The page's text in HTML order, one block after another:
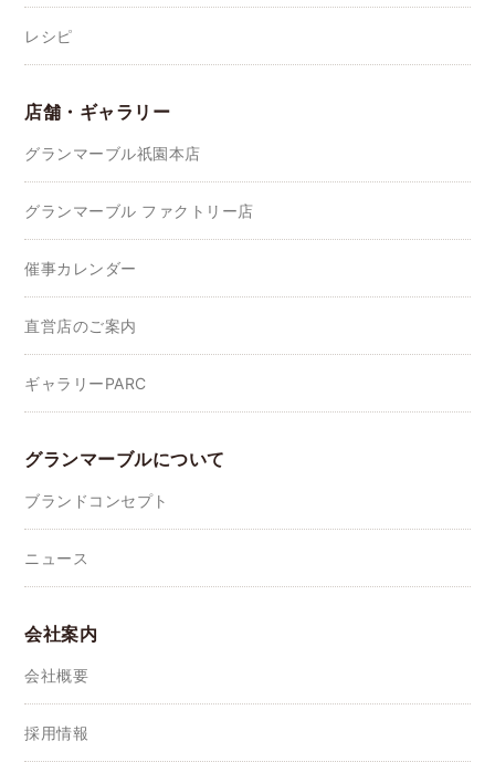
レシピ
店舗・ギャラリー
グランマーブル祇園本店
グランマーブル ファクトリー店
催事カレンダー
直営店のご案内
ギャラリーPARC
グランマーブルについて
ブランドコンセプト
ニュース
会社案内
会社概要
採用情報